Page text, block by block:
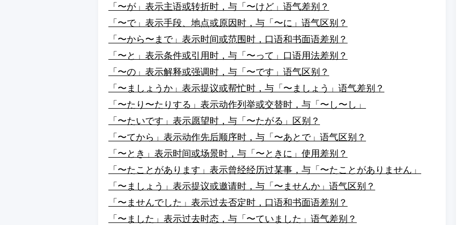
「〜が」表示主语或转折时，与「〜けど」语气差别？
「〜で」表示手段、地点或原因时，与「〜に」语气区别？
「〜から〜まで」表示时间或范围时，口语和书面语差别？
「〜と」表示条件或引用时，与「〜って」口语用法差别？
「〜の」表示解释或强调时，与「〜です」语气区别？
「〜ましょうか」表示提议或帮忙时，与「〜ましょう」语气差别？
「〜たり〜たりする」表示动作列举或交替时，与「〜し〜し」
「〜たいです」表示愿望时，与「〜たがる」区别？
「〜てから」表示动作先后顺序时，与「〜あとで」语气区别？
「〜とき」表示时间或场景时，与「〜ときに」使用差别？
「〜たことがあります」表示曾经经历过某事，与「〜たことがありません」
「〜ましょう」表示提议或邀请时，与「〜ませんか」语气区别？
「〜ませんでした」表示过去否定时，口语和书面语差别？
「〜ました」表示过去时态，与「〜ていました」语气差别？